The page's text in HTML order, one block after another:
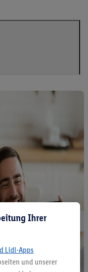
Ihrer
Lidl-Apps
und unserer